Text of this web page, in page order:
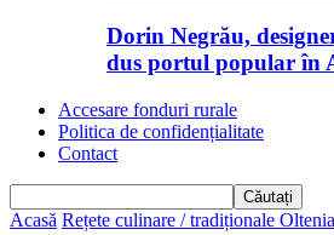
Dorin Negrău,
dus portul popular în
Accesare fonduri rurale
Politica de confidențialitate
Contact
Acasă Rețete culinare / tradiționale Oltenia